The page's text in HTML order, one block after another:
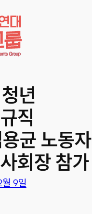
년
직
균 노동자
회장 참가
9일